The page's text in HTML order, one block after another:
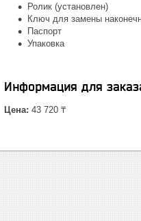
Ролик (установлен)
Ключ для замены
Паспорт
Упаковка
Информация для
Цена: 43 720 ₸